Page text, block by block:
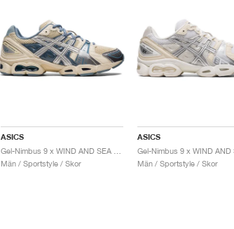
ASICS
Män / Sportstyle / Skor
ASICS
Män / Sportstyle / Skor